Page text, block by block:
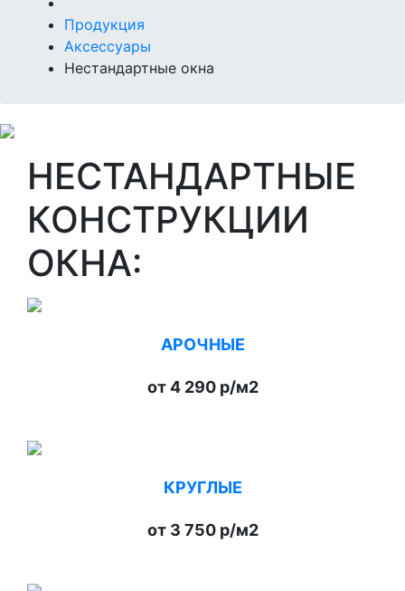
Продукция
Аксессуары
Нестандартные окна
НЕСТАНДАРТНЫЕ
КОНСТРУКЦИИ
ОКНА:
АРОЧНЫЕ
от 4 290 р/м2
КРУГЛЫЕ
от 3 750 р/м2